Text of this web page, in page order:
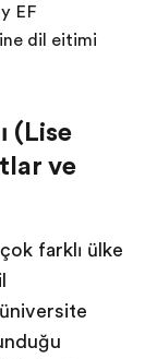
EF
dil eğitimi
(Lise
ve
farklı ülke